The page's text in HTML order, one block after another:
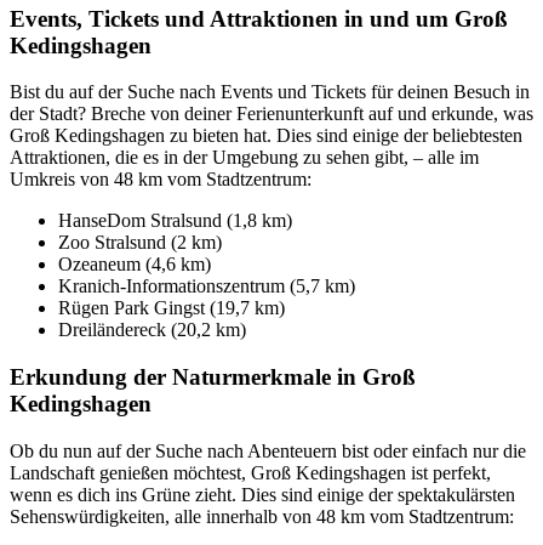
Events, Tickets und Attraktionen in und um Groß
Kedingshagen
Bist du auf der Suche nach Events und Tickets für deinen Besuch in
der Stadt? Breche von deiner Ferienunterkunft auf und erkunde, was
Groß Kedingshagen zu bieten hat. Dies sind einige der beliebtesten
Attraktionen, die es in der Umgebung zu sehen gibt, – alle im
Umkreis von 48 km vom Stadtzentrum:
HanseDom Stralsund (1,8 km)
Zoo Stralsund (2 km)
Ozeaneum (4,6 km)
Kranich-Informationszentrum (5,7 km)
Rügen Park Gingst (19,7 km)
Dreiländereck (20,2 km)
Erkundung der Naturmerkmale in Groß
Kedingshagen
Ob du nun auf der Suche nach Abenteuern bist oder einfach nur die
Landschaft genießen möchtest, Groß Kedingshagen ist perfekt,
wenn es dich ins Grüne zieht. Dies sind einige der spektakulärsten
Sehenswürdigkeiten, alle innerhalb von 48 km vom Stadtzentrum: